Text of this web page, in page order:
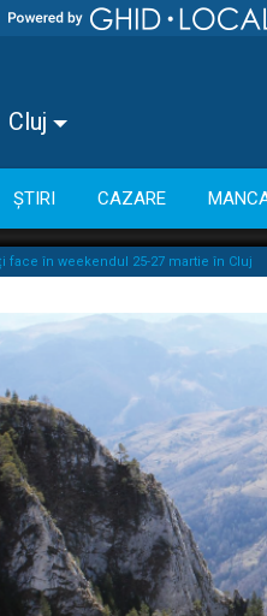
Cluj
ȘTIRI CAZARE
face în weekendul 25-27 martie în Cluj